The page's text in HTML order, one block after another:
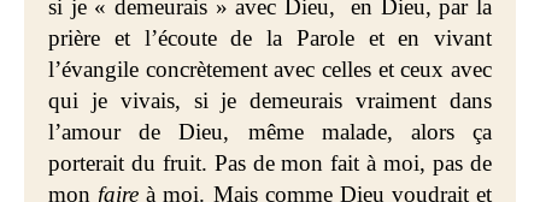
si je « demeurais » avec Dieu, en Dieu, par la
prière et l’écoute de la Parole et en vivant
l’évangile concrètement avec celles et ceux avec
qui je vivais, si je demeurais vraiment dans
l’amour de Dieu, même malade, alors ça
porterait du fruit. Pas de mon fait à moi, pas de
mon faire à moi. Mais comme Dieu voudrait et